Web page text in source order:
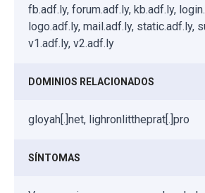
fb.adf.ly, forum.adf.ly, kb.adf.ly,
logo.adf.ly, mail.adf.ly, static.adf.ly,
v1.adf.ly, v2.adf.ly
DOMINIOS RELACIONADOS
gloyah[.]net, lighronlittheprat[.]pro
SÍNTOMAS